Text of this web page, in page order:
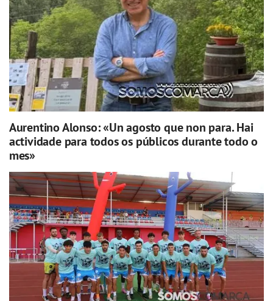
Aurentino Alonso: «Un agosto que non para. Hai
actividade para todos os públicos durante todo o
mes»